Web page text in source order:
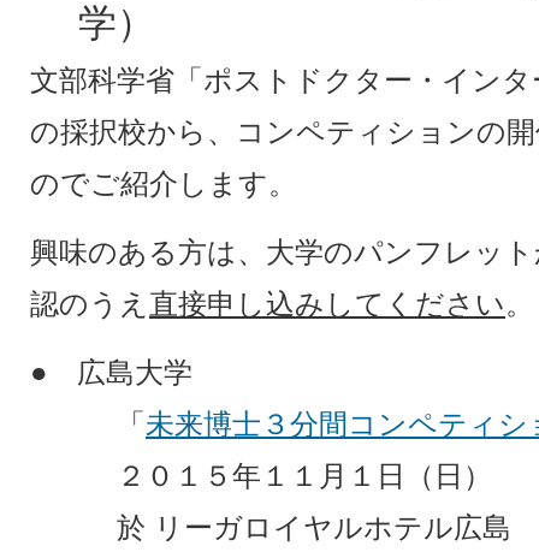
学）
文部科学省「ポストドクター・イン
の採択校から、コンペティションの
のでご紹介します。
興味のある方は、大学のパンフレッ
認のうえ 直接申し込みしてください。
● 広島大学
「 未来博士３分間コンペティシ
２０１５年１１月１日（日）
於 リーガロイヤルホテル広島